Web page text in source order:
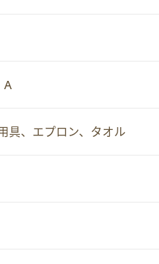
A
具、エプロン、タオル